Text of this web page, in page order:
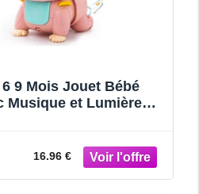
9 Mois Jouet Bébé
Musique et Lumière
16.96 €